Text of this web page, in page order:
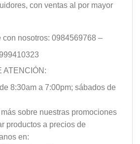
con ventas al por mayor
con nosotros: 0984569768 –
ATENCIÓN:
8:30am a 7:00pm; sábados de
sobre nuestras promociones
productos a precios de
en: